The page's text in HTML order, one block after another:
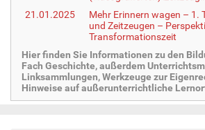
21.01.2025
Mehr Erinnern wagen – 1.
und Zeitzeugen –
Transformationszeit
Hier finden Sie Informationen zu den
Fach Geschichte, außerdem
Linksammlungen, Werkzeuge zur
Hinweise auf außerunterrichtliche